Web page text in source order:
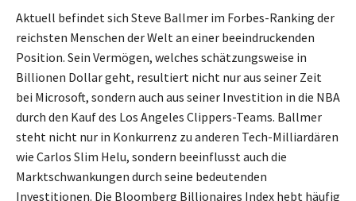
Aktuell befindet sich Steve Ballmer im Forbes-Ranking der
reichsten Menschen der Welt an einer beeindruckenden
Position. Sein Vermögen, welches schätzungsweise in
Billionen Dollar geht, resultiert nicht nur aus seiner Zeit
bei Microsoft, sondern auch aus seiner Investition in die NBA
durch den Kauf des Los Angeles Clippers-Teams. Ballmer
steht nicht nur in Konkurrenz zu anderen Tech-Milliardären
wie Carlos Slim Helu, sondern beeinflusst auch die
Marktschwankungen durch seine bedeutenden
Investitionen. Die Bloomberg Billionaires Index hebt häufig